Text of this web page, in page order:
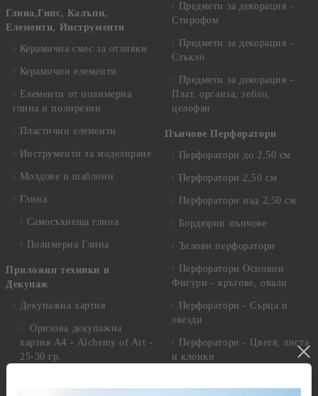
Глина,Гипс, Калъпи,
Елементи, Инструменти
Керамична смес за отливки
Керамични елементи
Елементи от полимерна
глина и полирезин
Пластични елементи
Инструменти за моделиране
Молдове и шаблони
Глина
Самосъхнеща глина
Полимерна Глина
Приложни техники и
Декупаж
Декупажна хартия
Оризова декупажна
хартия А4 - Alchemy of Art -
25-30 гр.
Предмети за декорация -
Стирофом
Предмети за декорация -
Стъкло
Предмети за декорация -
Плат, органза, зебло,
целофан
Пънчове Перфоратори
Перфоратори до 2,50 см
Перфоратори 2,50 см
Перфоратори над 2,50 см
Бордюрни пънчове
Ъглови перфоратори
Перфоратори Основни
Фигури - кръгове, овали
Перфоратори - Сърца и
звезди
Перфоратори - Цветя, листа
и клонки